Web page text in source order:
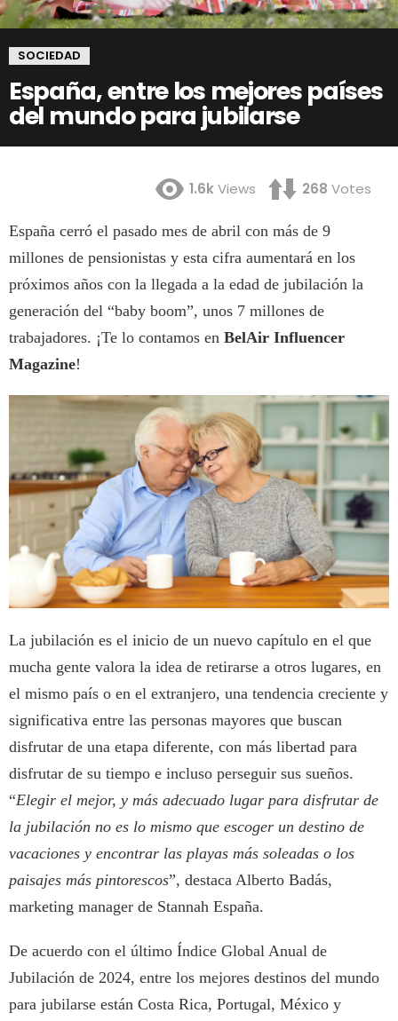
SOCIEDAD
España, entre los mejores países
del mundo para jubilarse
1.6kViews 268 Votes
España cerró el pasado mes de abril con más de 9
millones de pensionistas y esta cifra aumentará en los
próximos años con la llegada a la edad de jubilación la
generación del “baby boom”, unos 7 millones de
trabajadores. ¡Te lo contamos en BelAir Influencer
Magazine!
La jubilación es el inicio de un nuevo capítulo en el que
mucha gente valora la idea de retirarse a otros lugares, en
el mismo país o en el extranjero, una tendencia creciente y
significativa entre las personas mayores que buscan
disfrutar de una etapa diferente, con más libertad para
disfrutar de su tiempo e incluso perseguir sus sueños.
“Elegir el mejor, y más adecuado lugar para disfrutar de
la jubilación no es lo mismo que escoger un destino de
vacaciones y encontrar las playas más soleadas o los
paisajes más pintorescos”, destaca Alberto Badás,
marketing manager de Stannah España.
De acuerdo con el último Índice Global Anual de
Jubilación de 2024, entre los mejores destinos del mundo
para jubilarse están Costa Rica, Portugal, México y